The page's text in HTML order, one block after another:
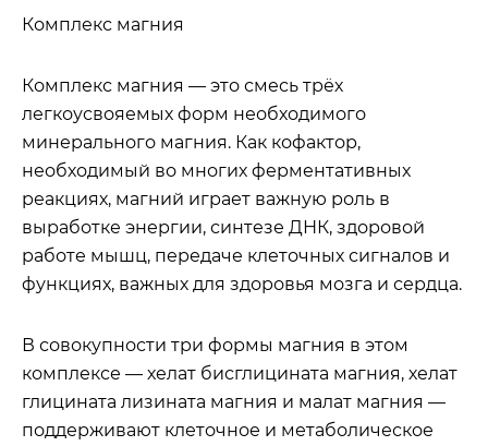
Комплекс магния
Комплекс магния — это смесь трёх
легкоусвояемых форм необходимого
минерального магния. Как кофактор,
необходимый во многих ферментативных
реакциях, магний играет важную роль в
выработке энергии, синтезе ДНК, здоровой
работе мышц, передаче клеточных сигналов и
функциях, важных для здоровья мозга и сердца.
В совокупности три формы магния в этом
комплексе — хелат бисглицината магния, хелат
глицината лизината магния и малат магния —
поддерживают клеточное и метаболическое